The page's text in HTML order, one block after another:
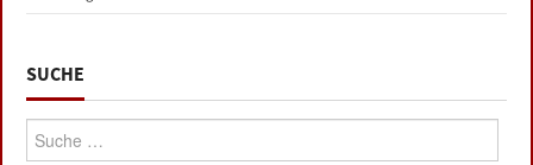
SUCHE
Suche: